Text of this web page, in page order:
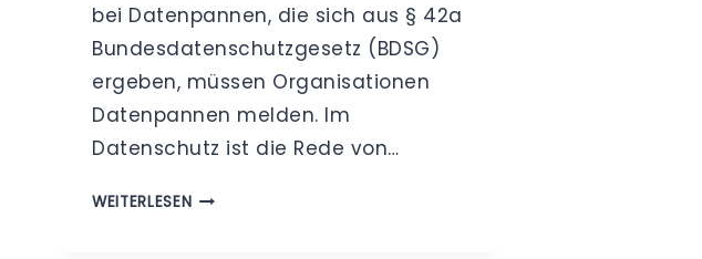
bei Datenpannen, die sich aus § 42a
Bundesdatenschutzgesetz (BDSG)
ergeben, müssen Organisationen
Datenpannen melden. Im
Datenschutz ist die Rede von…
WEITERLESENPRÄVENTION